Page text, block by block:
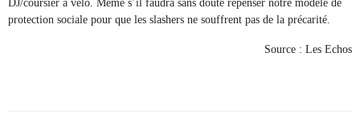
DJ/coursier à vélo. Même s’il faudra sans doute repenser notre modèle de
protection sociale pour que les slashers ne souffrent pas de la précarité.
Source : Les Echos